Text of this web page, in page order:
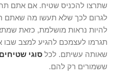
שתרצו להכניס שטיח. אם אתם
לגרום לכך שלא תעשו מה שאתם
להיות נראות מושלמת, כזאת
תגרמו לעצמכם להגיע למצב
שאותה עשיתם. לכל סוגי שטיחים
ששמורים רק להם.